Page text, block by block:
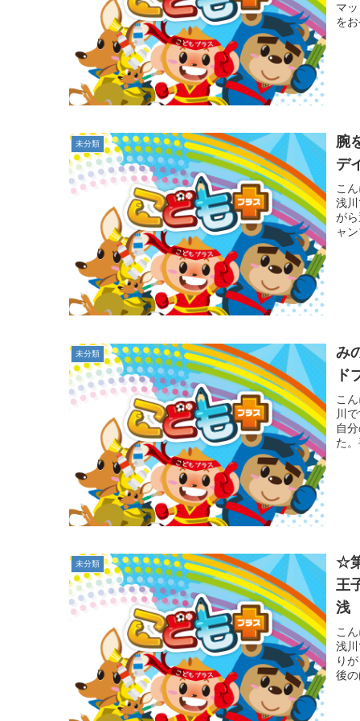
マ
を
未分類
腕
デ
こ
浅
が
ャ
未分類
み
ド
こ
川
自
た
未分類
☆
王
浅
こ
浅
り
後